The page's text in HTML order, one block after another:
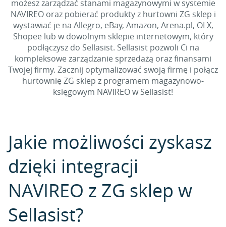
możesz zarządzać stanami magazynowymi w systemie
NAVIREO oraz pobierać produkty z hurtowni ZG sklep i
wystawiać je na Allegro, eBay, Amazon, Arena.pl, OLX,
Shopee lub w dowolnym sklepie internetowym, który
podłączysz do Sellasist. Sellasist pozwoli Ci na
kompleksowe zarządzanie sprzedażą oraz finansami
Twojej firmy. Zacznij optymalizować swoją firmę i połącz
hurtownię ZG sklep z programem magazynowo-
księgowym NAVIREO w Sellasist!
Jakie możliwości zyskasz
dzięki integracji
NAVIREO z ZG sklep w
Sellasist?